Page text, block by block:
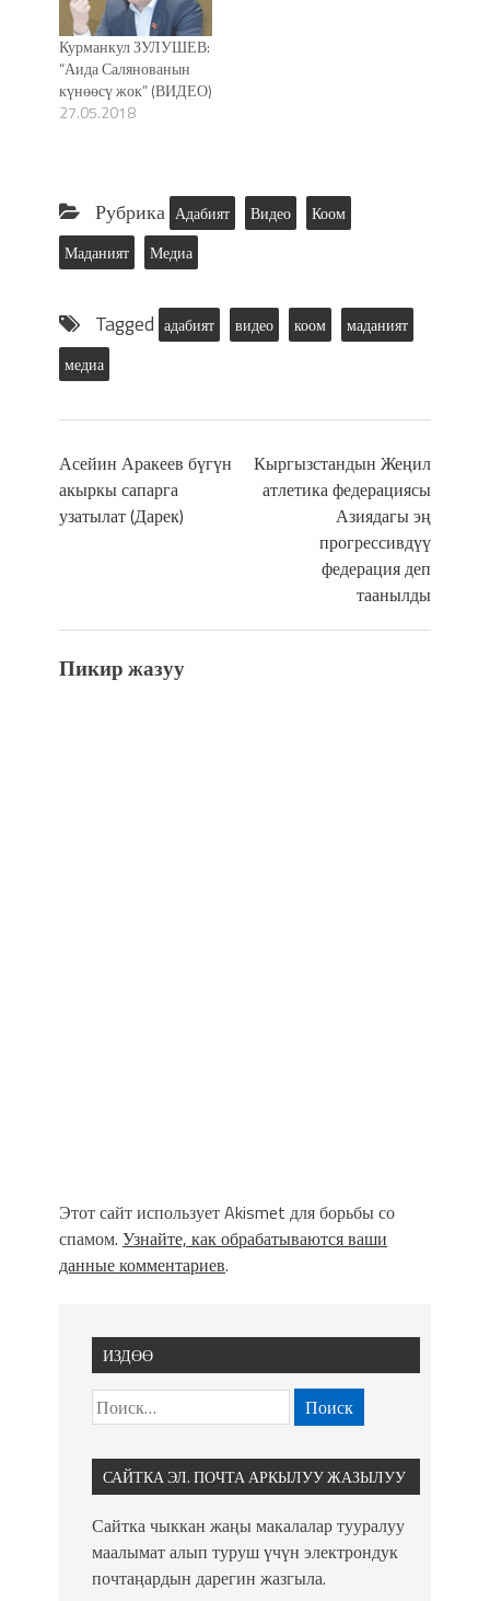
Курманкул ЗУЛУШЕВ:
“Аида Салянованын
күнөөсү жок” (ВИДЕО)
27.05.2018
Рубрика Адабият Видео
Коом
Маданият
Медиа
Tagged адабият видео коом
маданият
медиа
Асейин Аракеев бүгүн
акыркы сапарга
узатылат (Дарек)
Кыргызстандын Жеңил
атлетика федерациясы
Азиядагы эң
прогрессивдүү
федерация деп
таанылды
Пикир жазуу
Этот сайт использует Akismet для борьбы со
спамом. Узнайте, как обрабатываются ваши
данные комментариев.
ИЗДӨӨ
САЙТКА ЭЛ. ПОЧТА АРКЫЛУУ ЖАЗЫЛУУ
Сайтка чыккан жаңы макалалар тууралуу
маалымат алып туруш үчүн электрондук
почтаңардын дарегин жазгыла.